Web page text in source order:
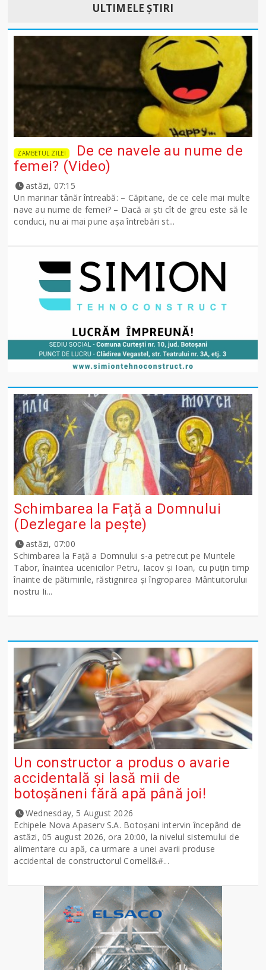
ULTIMELE ȘTIRI
ZAMBETUL ZILEI
De ce navele au nume de
femei? (Video)
astăzi, 07:15
Un marinar tânăr întreabă: – Căpitane, de ce cele mai multe
nave au nume de femei? – Dacă ai şti cît de greu este să le
conduci, nu ai mai pune așa întrebări st...
Schimbarea la Față a Domnului
(Dezlegare la peşte)
astăzi, 07:00
Schimbarea la Față a Domnului s-a petrecut pe Muntele
Tabor, înaintea ucenicilor Petru, Iacov și Ioan, cu puțin timp
înainte de pătimirile, răstignirea și îngroparea Mântuitorului
nostru Ii...
Un constructor a produs o avarie
accidentală și lasă mii de
botoșăneni fără apă până joi!
Wednesday, 5 August 2026
Echipele Nova Apaserv S.A. Botoșani intervin începând de
astăzi, 05 august 2026, ora 20:00, la nivelul sistemului de
alimentare cu apă, ca urmare a unei avarii produse
accidental de constructorul Cornell&#...